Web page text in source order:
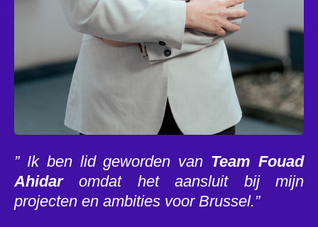
” Ik ben lid geworden van Team Fouad
Ahidaromdat het aansluit bij mijn
projecten en ambities voor Brussel.”